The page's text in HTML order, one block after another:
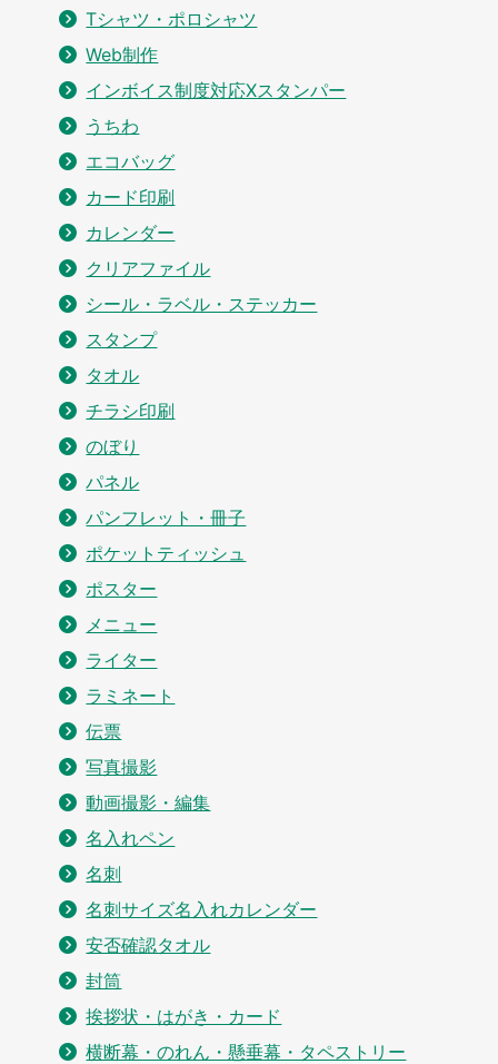
Tシャツ・ポロシャツ
Web制作
インボイス制度対応Xスタンパー
うちわ
エコバッグ
カード印刷
カレンダー
クリアファイル
シール・ラベル・ステッカー
スタンプ
タオル
チラシ印刷
のぼり
パネル
パンフレット・冊子
ポケットティッシュ
ポスター
メニュー
ライター
ラミネート
伝票
写真撮影
動画撮影・編集
名入れペン
名刺
名刺サイズ名入れカレンダー
安否確認タオル
封筒
挨拶状・はがき・カード
横断幕・のれん・懸垂幕・タペストリー